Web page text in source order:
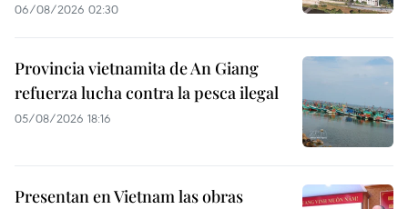
06/08/2026 02:30
Provincia vietnamita de An Giang
refuerza lucha contra la pesca ilegal
05/08/2026 18:16
Presentan en Vietnam las obras